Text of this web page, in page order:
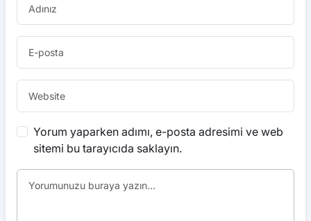
Yorum yaparken adımı, e-posta adresimi ve web
sitemi bu tarayıcıda saklayın.